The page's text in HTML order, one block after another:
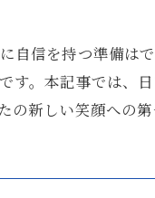
自信を持つ準備は
す。本記事では、
新しい笑顔への第